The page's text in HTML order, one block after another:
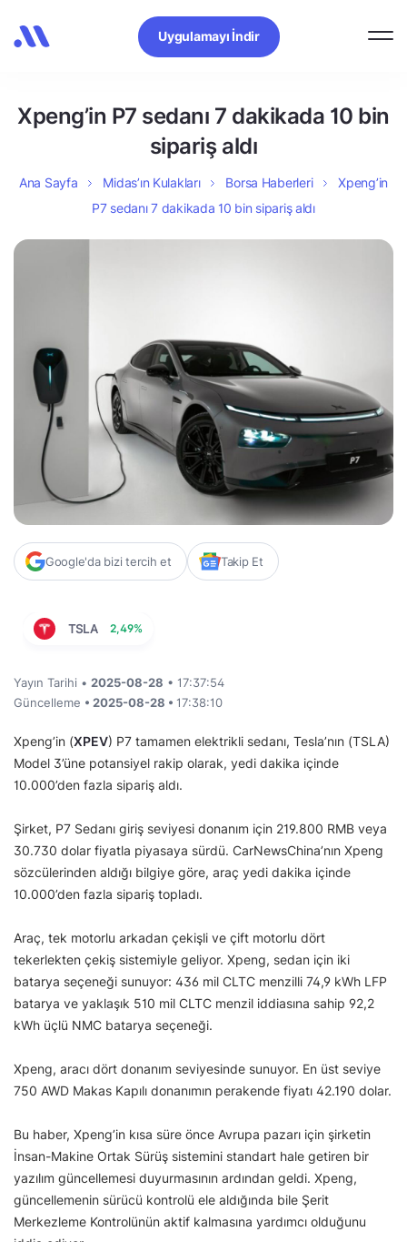
Uygulamayı İndir
Xpeng’in P7 sedanı 7 dakikada 10 bin
sipariş aldı
Ana Sayfa Midas’ın Kulakları Borsa Haberleri
Xpeng’in
P7 sedanı 7 dakikada 10 bin sipariş aldı
Google'da bizi tercih et Takip Et
TSLA 2,49%
Yayın Tarihi • 2025-08-28 • 17:37:54
Güncelleme • 2025-08-28 • 17:38:10
Xpeng’in (XPEV) P7 tamamen elektrikli sedanı, Tesla’nın (TSLA)
Model 3’üne potansiyel rakip olarak, yedi dakika içinde
10.000’den fazla sipariş aldı.
Şirket, P7 Sedanı giriş seviyesi donanım için 219.800 RMB veya
30.730 dolar fiyatla piyasaya sürdü. CarNewsChina’nın Xpeng
sözcülerinden aldığı bilgiye göre, araç yedi dakika içinde
10.000’den fazla sipariş topladı.
Araç, tek motorlu arkadan çekişli ve çift motorlu dört
tekerlekten çekiş sistemiyle geliyor. Xpeng, sedan için iki
batarya seçeneği sunuyor: 436 mil CLTC menzilli 74,9 kWh LFP
batarya ve yaklaşık 510 mil CLTC menzil iddiasına sahip 92,2
kWh üçlü NMC batarya seçeneği.
Xpeng, aracı dört donanım seviyesinde sunuyor. En üst seviye
750 AWD Makas Kapılı donanımın perakende fiyatı 42.190 dolar.
Bu haber, Xpeng’in kısa süre önce Avrupa pazarı için şirketin
İnsan-Makine Ortak Sürüş sistemini standart hale getiren bir
yazılım güncellemesi duyurmasının ardından geldi. Xpeng,
güncellemenin sürücü kontrolü ele aldığında bile Şerit
Merkezleme Kontrolünün aktif kalmasına yardımcı olduğunu